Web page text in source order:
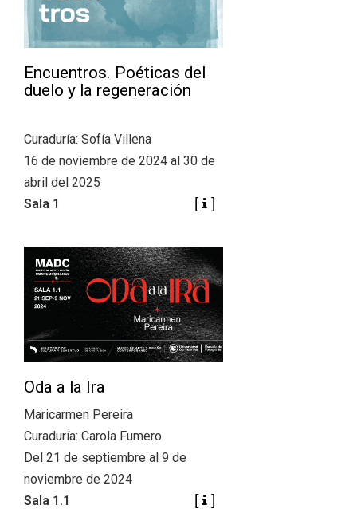
Encuentros. Poéticas del
duelo y la regeneración
Curaduría: Sofía Villena
16 de noviembre de 2024 al 30 de
abril del 2025
Sala 1
Oda a la Ira
Maricarmen Pereira
Curaduría: Carola Fumero
Del 21 de septiembre al 9 de
noviembre de 2024
Sala 1.1